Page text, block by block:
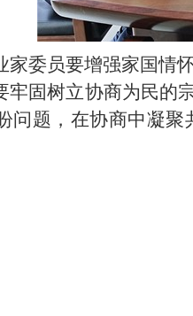
家委员要增强家国情
牢固树立协商为民的
问题，在协商中凝